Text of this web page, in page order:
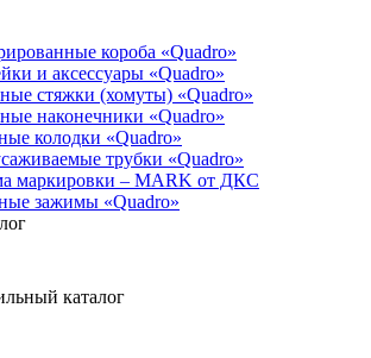
короба «Quadro»
и аксессуары «Quadro»
стяжки (хомуты) «Quadro»
наконечники «Quadro»
колодки «Quadro»
трубки «Quadro»
маркировки – MARK от ДКС
зажимы «Quadro»
каталог